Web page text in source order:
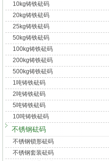
10kg铸铁砝码
20kg铸铁砝码
25kg铸铁砝码
50kg铸铁砝码
100kg铸铁砝码
200kg铸铁砝码
500kg铸铁砝码
1吨铸铁砝码
2吨铸铁砝码
5吨铸铁砝码
10吨铸铁砝码
不锈钢砝码
不锈钢锁形砝码
不锈钢套装砝码